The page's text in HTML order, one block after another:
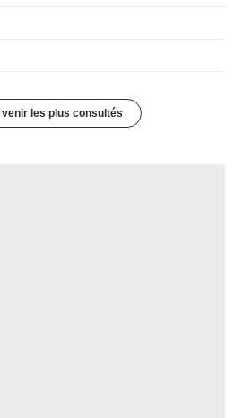
venir les plus consultés